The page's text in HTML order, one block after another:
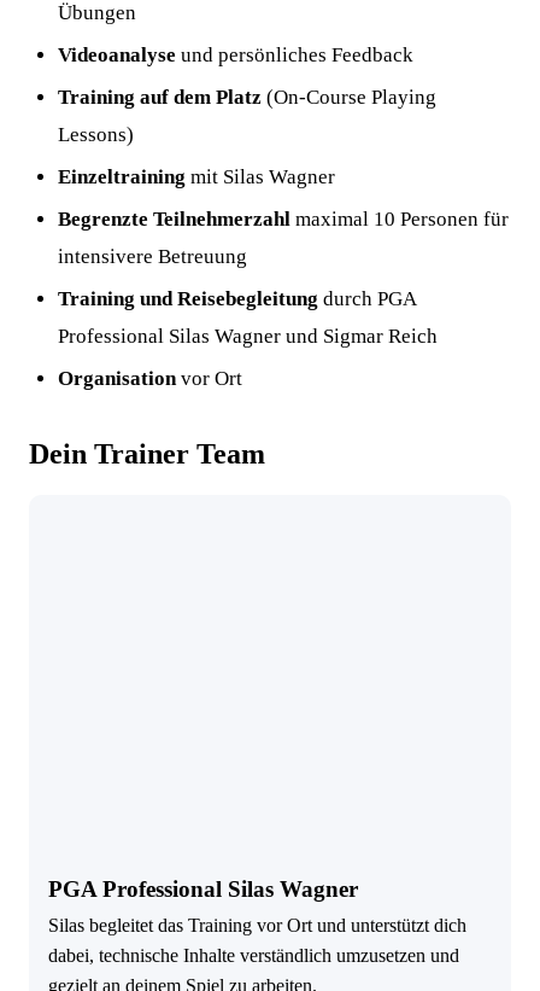
Übungen
Videoanalyse und persönliches Feedback
Training auf dem Platz (On-Course Playing
Lessons)
Einzeltraining mit Silas Wagner
Begrenzte Teilnehmerzahl maximal 10 Personen für
intensivere Betreuung
Training und Reisebegleitung durch PGA
Professional Silas Wagner und Sigmar Reich
Organisationvor Ort
Dein Trainer Team
PGA Professional Silas Wagner
Silas begleitet das Training vor Ort und unterstützt dich
dabei, technische Inhalte verständlich umzusetzen und
gezielt an deinem Spiel zu arbeiten.